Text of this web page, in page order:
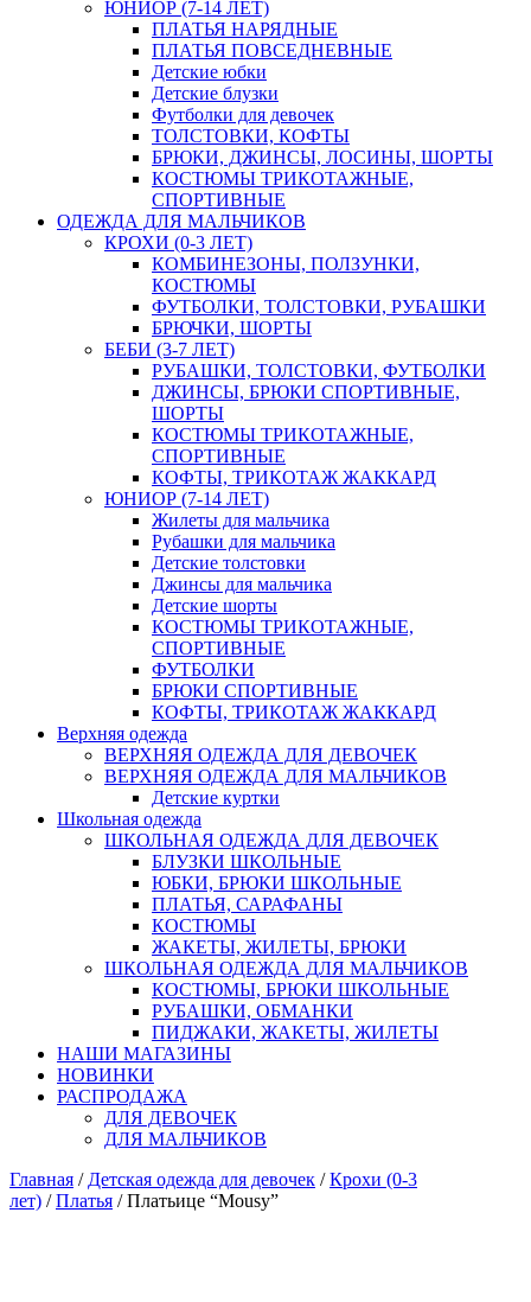
ЮНИОР (7-14 ЛЕТ)
ПЛАТЬЯ НАРЯДНЫЕ
ПЛАТЬЯ ПОВСЕДНЕВНЫЕ
Детские юбки
Детские блузки
Футболки для девочек
ТОЛСТОВКИ, КОФТЫ
БРЮКИ, ДЖИНСЫ, ЛОСИНЫ, ШОРТЫ
КОСТЮМЫ ТРИКОТАЖНЫЕ,
СПОРТИВНЫЕ
ОДЕЖДА ДЛЯ МАЛЬЧИКОВ
КРОХИ (0-3 ЛЕТ)
КОМБИНЕЗОНЫ, ПОЛЗУНКИ,
КОСТЮМЫ
ФУТБОЛКИ, ТОЛСТОВКИ, РУБАШКИ
БРЮЧКИ, ШОРТЫ
БЕБИ (3-7 ЛЕТ)
РУБАШКИ, ТОЛСТОВКИ, ФУТБОЛКИ
ДЖИНСЫ, БРЮКИ СПОРТИВНЫЕ,
ШОРТЫ
КОСТЮМЫ ТРИКОТАЖНЫЕ,
СПОРТИВНЫЕ
КОФТЫ, ТРИКОТАЖ ЖАККАРД
ЮНИОР (7-14 ЛЕТ)
Жилеты для мальчика
Рубашки для мальчика
Детские толстовки
Джинсы для мальчика
Детские шорты
КОСТЮМЫ ТРИКОТАЖНЫЕ,
СПОРТИВНЫЕ
ФУТБОЛКИ
БРЮКИ СПОРТИВНЫЕ
КОФТЫ, ТРИКОТАЖ ЖАККАРД
Верхняя одежда
ВЕРХНЯЯ ОДЕЖДА ДЛЯ ДЕВОЧЕК
ВЕРХНЯЯ ОДЕЖДА ДЛЯ МАЛЬЧИКОВ
Детские куртки
Школьная одежда
ШКОЛЬНАЯ ОДЕЖДА ДЛЯ ДЕВОЧЕК
БЛУЗКИ ШКОЛЬНЫЕ
ЮБКИ, БРЮКИ ШКОЛЬНЫЕ
ПЛАТЬЯ, САРАФАНЫ
КОСТЮМЫ
ЖАКЕТЫ, ЖИЛЕТЫ, БРЮКИ
ШКОЛЬНАЯ ОДЕЖДА ДЛЯ МАЛЬЧИКОВ
КОСТЮМЫ, БРЮКИ ШКОЛЬНЫЕ
РУБАШКИ, ОБМАНКИ
ПИДЖАКИ, ЖАКЕТЫ, ЖИЛЕТЫ
НАШИ МАГАЗИНЫ
НОВИНКИ
РАСПРОДАЖА
ДЛЯ ДЕВОЧЕК
ДЛЯ МАЛЬЧИКОВ
Главная / Детская одежда для девочек /Крохи (0-3
лет) /Платья / Платьице “Mousy”